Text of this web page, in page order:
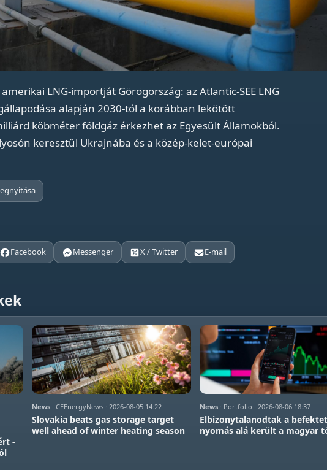
LNG-importját Görögország: az Atlantic-SEE LNG
alapján 2030-tól a korábban lekötött
köbméter földgáz érkezhet az Egyesült Államokból.
keresztül Ukrajnába és a közép-kelet-európai
Facebook Messenger X / Twitter E-mail
-
News· CEEnergyNews · 2026-08-05 14:22
Slovakia beats gas storage target
well ahead of winter heating season
News · Portfolio · 2026-08-06 18:37
Elbizonytalanodtak a
nyomás alá került a magyar